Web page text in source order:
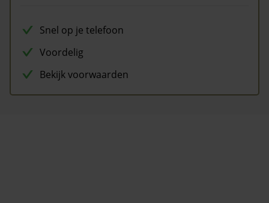
Snel op je telefoon
Voordelig
Bekijk voorwaarden